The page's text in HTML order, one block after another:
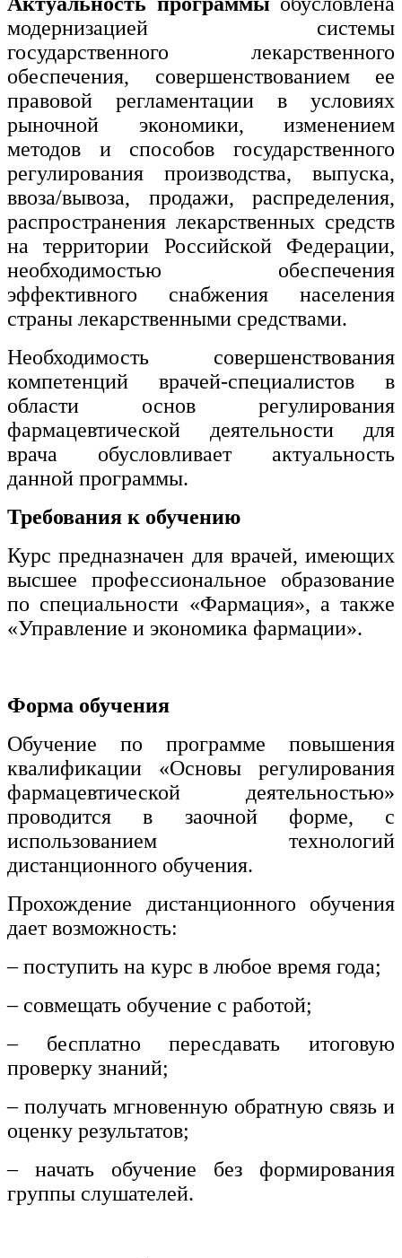
Изобразительное и прикладные виды
Средства массовой информации и
информативно-библиотечное дело
Управление в технических системах
Ветеринария и зоотехника
Подготовка к периодической
аккредитации
Основные Услуги
модернизацией системы
государственного лекарственного
обеспечения, совершенствованием ее
правовой регламентации в условиях
рыночной экономики, изменением
методов и способов государственного
регулирования производства, выпуска,
ввоза/вывоза, продажи, распределения,
распространения лекарственных средств
на территории Российской Федерации,
необходимостью обеспечения
эффективного снабжения населения
страны лекарственными средствами.
Необходимость совершенствования
компетенций врачей-специалистов в
области основ регулирования
фармацевтической деятельности для
врача обусловливает актуальность
данной программы.
Требования к обучению
Курс предназначен для врачей, имеющих
высшее профессиональное образование
по специальности «Фармация», а также
«Управление и экономика фармации».
Форма обучения
Обучение по программе повышения
квалификации «Основы регулирования
фармацевтической деятельностью»
проводится в заочной форме, с
использованием технологий
дистанционного обучения.
Прохождение дистанционного обучения
дает возможность:
– поступить на курс в любое время года;
– совмещать обучение с работой;
– бесплатно пересдавать итоговую
проверку знаний;
– получать мгновенную обратную связь и
оценку результатов;
– начать обучение без формирования
группы слушателей.